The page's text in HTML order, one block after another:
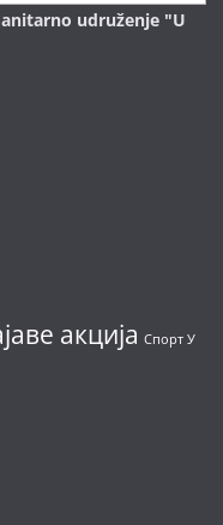
udruženje "U
акција Спорт У